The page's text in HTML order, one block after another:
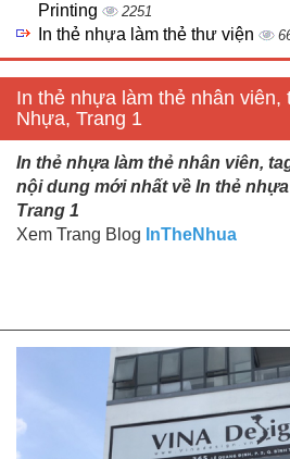
Printing
2251
In thẻ nhựa làm thẻ thư viện
In thẻ nhựa làm thẻ nhân viên,
Nhựa, Trang 1
In thẻ nhựa làm thẻ nhân viên,
nội dung mới nhất về In thẻ
Trang 1
Xem Trang Blog InTheNhua